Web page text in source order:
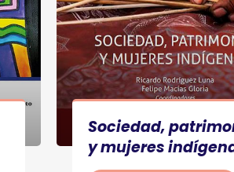
Sociedad,
y mujeres